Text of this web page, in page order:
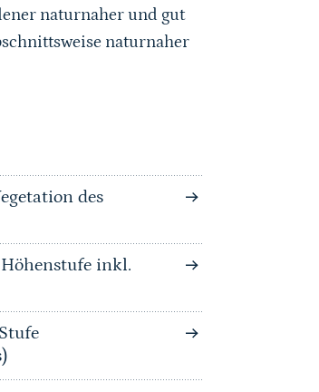
naturnaher und gut
naturnaher
des
inkl.